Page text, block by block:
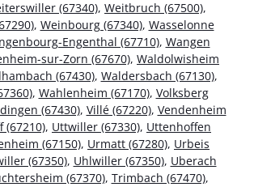
(67340), Weitbruch (67500),
, Weinbourg (67340), Wasselonne
Engenthal (67710), Wangen
sur-Zorn (67670), Waldolwisheim
(67430), Waldersbach (67130),
, Wahlenheim (67170), Volksberg
(67430), Villé (67220), Vendenheim
(67210), Uttwiller (67330), Uttenhoffen
(67150), Urmatt (67280), Urbeis
(67350), Uhlwiller (67350), Uberach
(67370), Trimbach (67470),